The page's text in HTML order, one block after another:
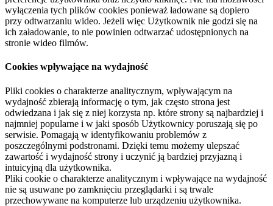
wyłączenia tych plików cookies ponieważ ładowane są dopiero
przy odtwarzaniu wideo. Jeżeli więc Użytkownik nie godzi się na
ich załadowanie, to nie powinien odtwarzać udostępnionych na
stronie wideo filmów.
Cookies wpływające na wydajność
Pliki cookies o charakterze analitycznym, wpływającym na
wydajność zbierają informację o tym, jak często strona jest
odwiedzana i jak się z niej korzysta np. które strony są najbardziej i
najmniej popularne i w jaki sposób Użytkownicy poruszają się po
serwisie. Pomagają w identyfikowaniu problemów z
poszczególnymi podstronami. Dzięki temu możemy ulepszać
zawartość i wydajność strony i uczynić ją bardziej przyjazną i
intuicyjną dla użytkownika.
Pliki cookie o charakterze analitycznym i wpływające na wydajność
nie są usuwane po zamknięciu przeglądarki i są trwale
przechowywane na komputerze lub urządzeniu użytkownika.